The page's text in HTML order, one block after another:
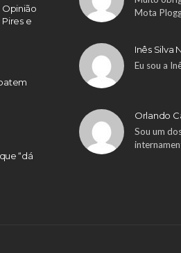
e
“dá
Mota
Inês Silva
Eu sou a
Orlando
Sou um